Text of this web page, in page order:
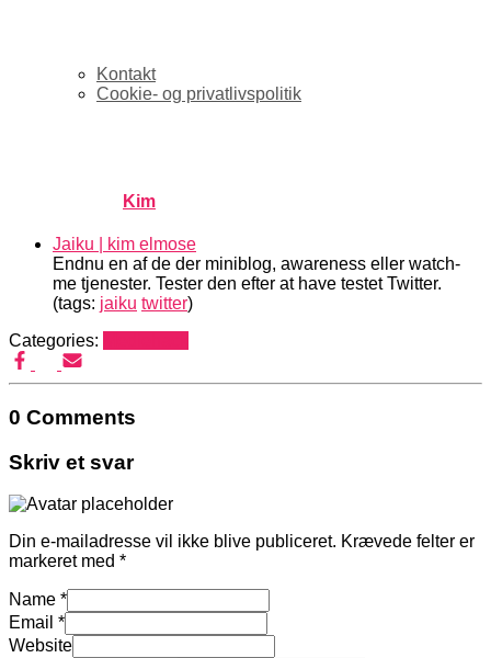
Kontakt
Cookie- og privatlivspolitik
Kim
Jaiku | kim elmose
Endnu en af de der miniblog, awareness eller watch-
me tjenester. Tester den efter at have testet Twitter.
(tags: jaiku twitter)
Categories:
0 Comments
Skriv et svar
Din e-mailadresse vil ikke blive publiceret. Krævede felter er
markeret med *
Name *
Email *
Website